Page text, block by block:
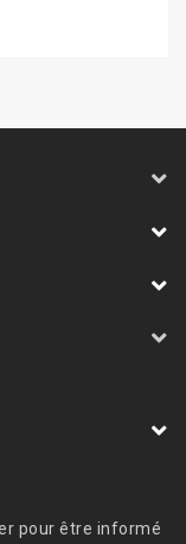
pour être informé